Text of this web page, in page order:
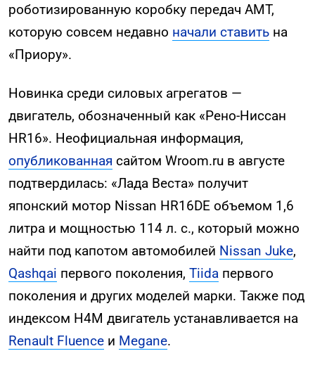
роботизированную коробку передач АМТ,
которую совсем недавно начали ставить на
«Приору».
Новинка среди силовых агрегатов —
двигатель, обозначенный как «Рено-Ниссан
HR16». Неофициальная информация,
опубликованная сайтом Wroom.ru в августе
подтвердилась: «Лада Веста» получит
японский мотор Nissan HR16DE объемом 1,6
литра и мощностью 114 л. с., который можно
найти под капотом автомобилей Nissan Juke,
Qashqai первого поколения, Tiida первого
поколения и других моделей марки. Также под
индексом H4M двигатель устанавливается на
Renault Fluence и Megane.